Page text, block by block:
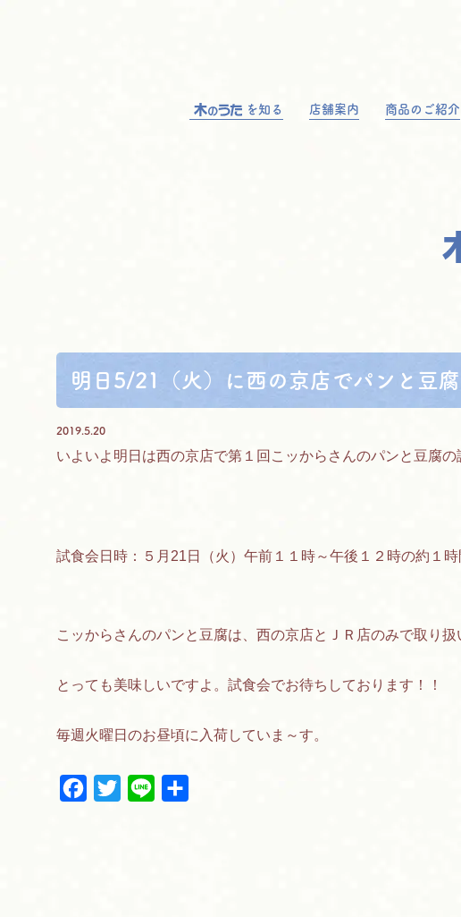
を知る 店舗案内 商品のご紹介
明日5/21（火）に西の京店でパンと豆
2019.5.20
いよいよ明日は西の京店で第１回こッからさんのパンと豆腐の
試食会日時：５月21日（火）午前１１時～午後１２時の約１時
こッからさんのパンと豆腐は、西の京店とＪＲ店のみで取り扱
とっても美味しいですよ。試食会でお待ちしております！！
毎週火曜日のお昼頃に入荷していま～す。
w